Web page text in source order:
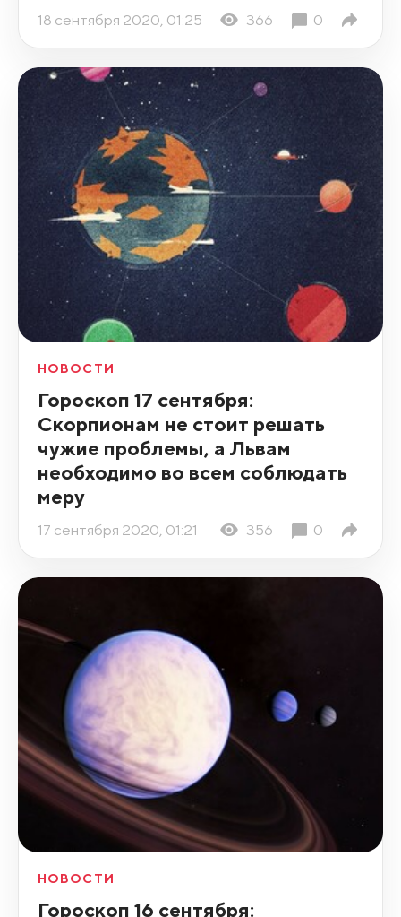
18 сентября 2020, 01:25 366 0
НОВОСТИ
Гороскоп 17 сентября:
Скорпионам не стоит решать
чужие проблемы, а Львам
необходимо во всем соблюдать
меру
17 сентября 2020, 01:21 356 0
НОВОСТИ
Гороскоп 16 сентября: